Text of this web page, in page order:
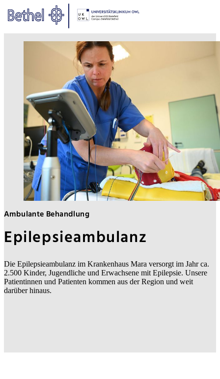
Zum Hauptinhalt springen
Zur Fußzeile springen
Bethel - Epilepsieambulanz
Ambulante Behandlung
Epilepsieambulanz
Die Epilepsieambulanz im Krankenhaus Mara versorgt im Jahr ca.
2.500 Kinder, Jugendliche und Erwachsene mit Epilepsie. Unsere
Patientinnen und Patienten kommen aus der Region und weit
darüber hinaus.